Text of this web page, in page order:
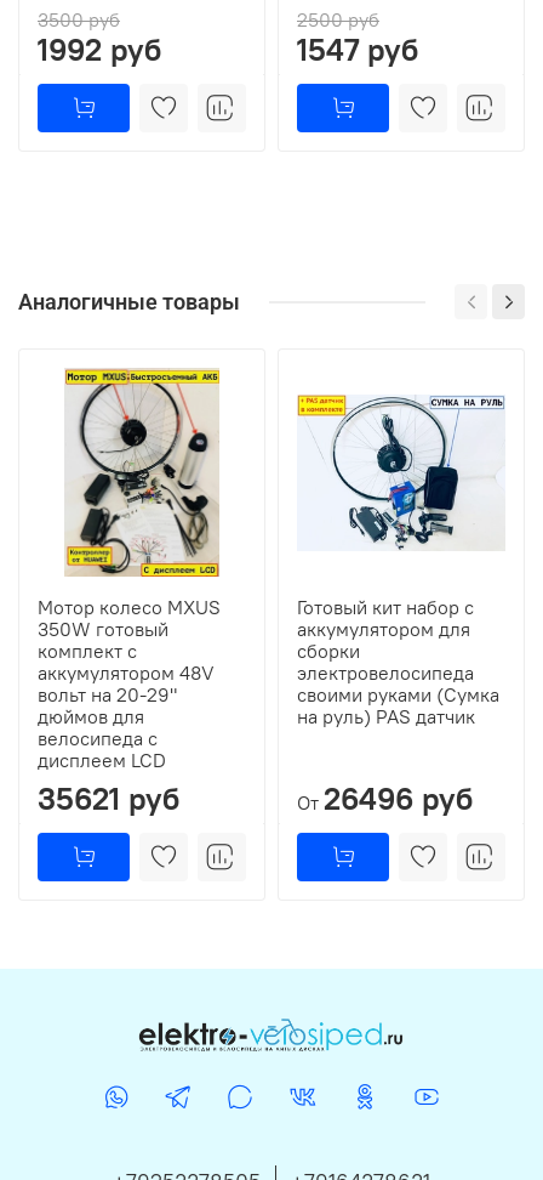
3500 руб
1992 руб
2500 руб
1547 руб
Аналогичные товары
Мотор колесо MXUS
350W готовый
комплект с
аккумулятором 48V
вольт на 20-29"
дюймов для
велосипеда с
дисплеем LCD
35621 руб
Готовый кит набор с
аккумулятором для
сборки
электровелосипеда
своими руками (Сумка
на руль) PAS датчик
От 26496 руб